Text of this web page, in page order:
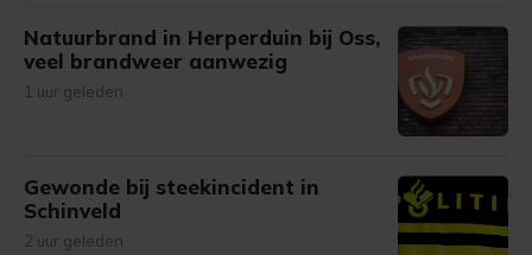
Natuurbrand in Herperduin bij Oss,
veel brandweer aanwezig
1 uur geleden
Gewonde bij steekincident in
Schinveld
2 uur geleden